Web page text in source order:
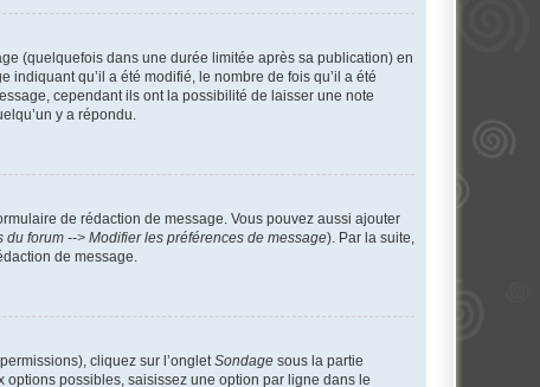
(quelquefois dans une durée limitée après sa publication) en
qu’il a été modifié, le nombre de fois qu’il a été
cependant ils ont la possibilité de laisser une note
y a répondu.
de rédaction de message. Vous pouvez aussi ajouter
du forum --> Modifier les préférences de message). Par la suite,
de message.
cliquez sur l’ongletSondage sous la partie
options possibles, saisissez une option par ligne dans le